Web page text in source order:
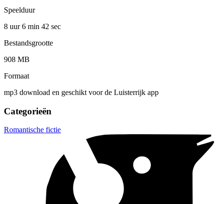
Speelduur
8 uur 6 min 42 sec
Bestandsgrootte
908 MB
Formaat
mp3 download en geschikt voor de Luisterrijk app
Categorieën
Romantische fictie